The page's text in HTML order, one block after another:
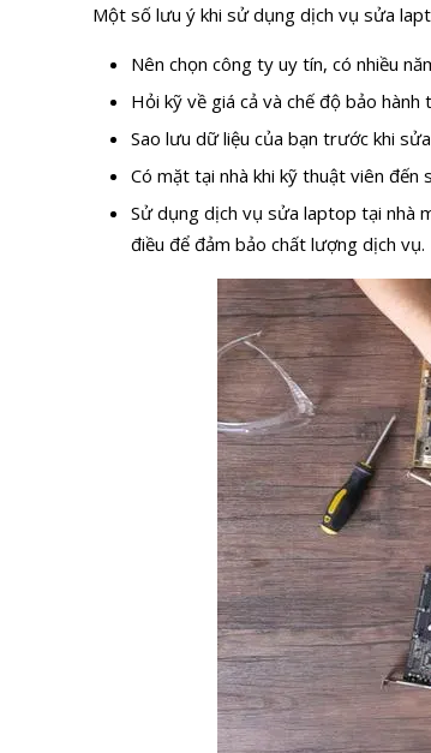
Một số lưu ý khi sử dụng dịch vụ sửa
Nên chọn công ty uy tín, có nhiều
Hỏi kỹ về giá cả và chế độ bảo
Sao lưu dữ liệu của bạn trước khi
Có mặt tại nhà khi kỹ thuật viên
Sử dụng dịch vụ sửa laptop tại nhà
điều để đảm bảo chất lượng dịch vụ.